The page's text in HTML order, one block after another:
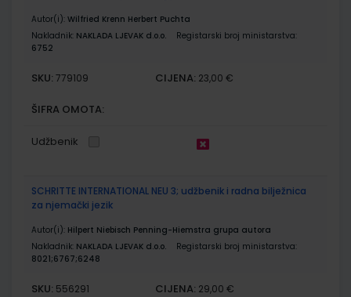
Autor(i): Wilfried Krenn Herbert Puchta
Nakladnik: NAKLADA LJEVAK d.o.o.
Registarski broj ministarstva:
6752
SKU: 779109 CIJENA: 23,00 €
ŠIFRA OMOTA:
Udžbenik
SCHRITTE INTERNATIONAL NEU 3; udžbenik i radna bilježnica
za njemački jezik
Autor(i): Hilpert Niebisch Penning-Hiemstra grupa autora
Nakladnik: NAKLADA LJEVAK d.o.o.
Registarski broj ministarstva:
8021;6767;6248
SKU: 556291 CIJENA: 29,00 €